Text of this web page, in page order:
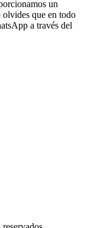
un
que en todo
a través del